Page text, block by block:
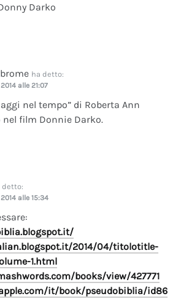
Darko
ha detto:
alle 21:07
nel tempo” di Roberta Ann
film Donnie Darko.
detto:
alle 15:34
2014/04/titolotitle-
1.html
books/view/427771
it/book/pseudobiblia/id86